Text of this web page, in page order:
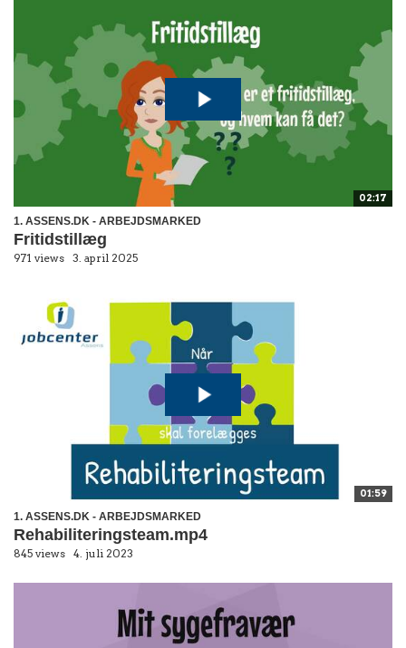
02:17
1. ASSENS.DK - ARBEJDSMARKED
Fritidstillæg
971 views 3. april 2025
01:59
1. ASSENS.DK - ARBEJDSMARKED
Rehabiliteringsteam.mp4
845 views 4. juli 2023